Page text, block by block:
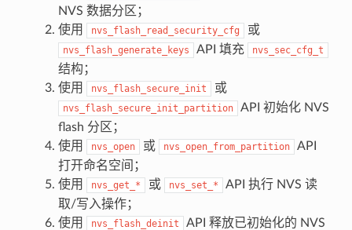
NVS 数据分区；
使用
nvs_flash_read_security_cfg 或
nvs_flash_generate_keys API 填充 nvs_sec_cfg_t
结构；
使用
nvs_flash_secure_init 或
nvs_flash_secure_init_partition
API 初始化 NVS
flash 分区；
使用
nvs_open 或 nvs_open_from_partition
API
打开命名空间；
使用
nvs_get_* 或 nvs_set_*
API 执行 NVS 读
取/写入操作；
使用
nvs_flash_deinit
API 释放已初始化的 NVS